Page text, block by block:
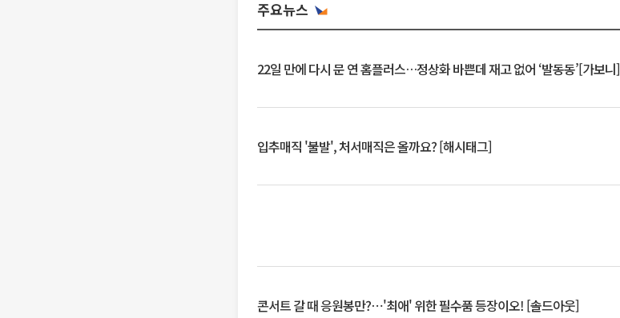
주요뉴스
22일 만에 다시 문 연 홈플러스…정상화 바쁜데 재고 없어 ‘발동동’[가보니]
입추매직 '불발', 처서매직은 올까요? [해시태그]
콘서트 갈 때 응원봉만?⋯'최애' 위한 필수품 등장이오! [솔드아웃]